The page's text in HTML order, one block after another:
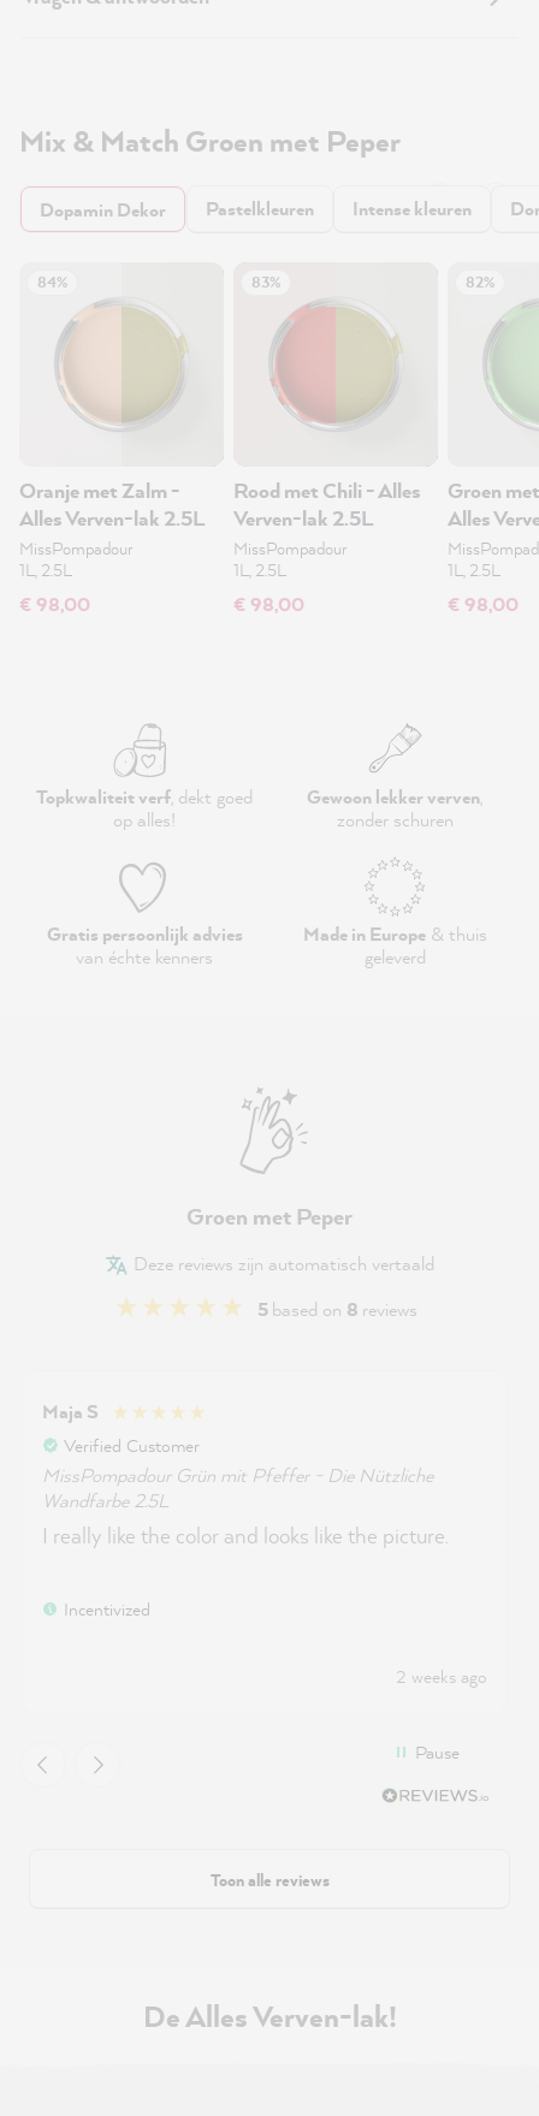
Mix & Match Groen met Peper
Dopamin Dekor Pastelkleuren Intense kleuren
84%
Oranje met Zalm -
Alles Verven-lak 2.5L
MissPompadour
1L, 2.5L
€ 98,00
83%
Rood met Chili - Alles
Verven-lak 2.5L
MissPompadour
1L, 2.5L
€ 98,00
82%
Groen
Alles
1L, 2.5L
€ 98,00
Topkwaliteit verf, dekt goed
op alles!
Gewoon lekker verven,
zonder schuren
Gratis persoonlijk advies
van échte kenners
Made in Europe& thuis
geleverd
Groen met Peper
Deze reviews zijn automatisch vertaald
5based on 8 reviews
Maja S
Verified Customer
MissPompadour Grün mit Pfeffer - Die Nützliche
Wandfarbe 2.5L
I really like the color and looks like the picture.
Incentivized
2 weeks ago
Pause
Toon alle reviews
De Alles Verven-lak!